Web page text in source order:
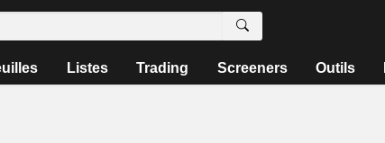
Listes Trading Screeners Outils